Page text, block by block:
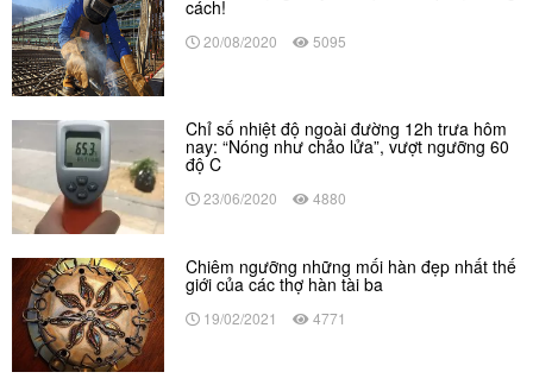
cách!
20/08/2020 5095
Chỉ số nhiệt độ ngoài đường 12h trưa hôm
nay: “Nóng như chảo lửa”, vượt ngưỡng 60
độ C
23/06/2020 4880
Chiêm ngưỡng những mối hàn đẹp nhất thế
giới của các thợ hàn tài ba
19/02/2021 4771